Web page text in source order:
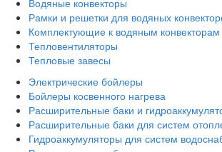
Водяные конвекторы
Рамки и решетки для водяных
Комплектующие к водяным конвекторам
Тепловентиляторы
Тепловые завесы
Электрические бойлеры
Бойлеры косвенного нагрева
Расширительные баки и
Расширительные баки для систем
Гидроаккумуляторы для систем